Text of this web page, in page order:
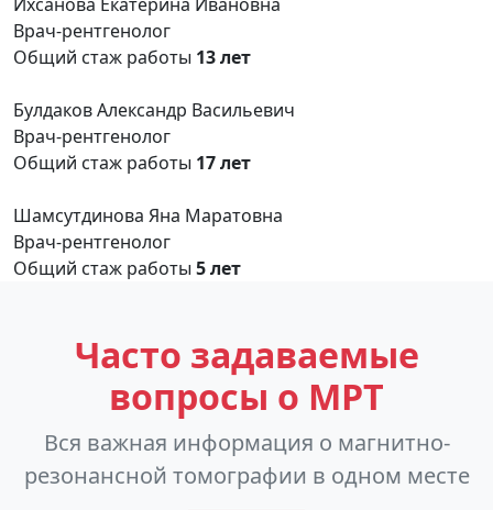
Врач-рентгенолог
Общий стаж работы 13 лет
Булдаков Александр Васильевич
Врач-рентгенолог
Общий стаж работы 17 лет
Шамсутдинова Яна Маратовна
Врач-рентгенолог
Общий стаж работы 5 лет
Часто задаваемые
вопросы о МРТ
Вся важная информация о магнитно-
резонансной томографии в одном месте